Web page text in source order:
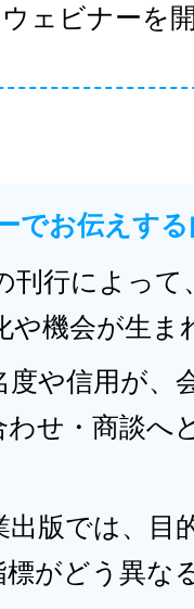
ェビナーを
でお伝えす
刊行によって
や機会が生ま
や信用が、
わせ・商談へ
版では、目
標がどう異な